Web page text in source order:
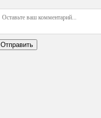
Отправить